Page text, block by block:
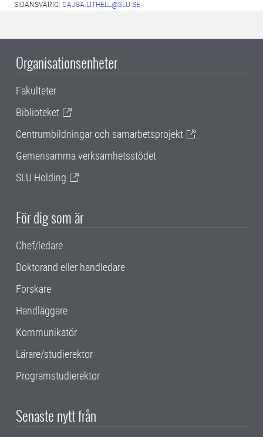
SIDANSVARIG: CAJSA.LITHELL@SLU.SE
Organisationsenheter
Fakulteter
Biblioteket
Centrumbildningar och samarbetsprojekt
Gemensamma verksamhetsstödet
SLU Holding
För dig som är
Chef/ledare
Doktorand eller handledare
Forskare
Handläggare
Kommunikatör
Lärare/studierektor
Programstudierektor
Senaste nytt från